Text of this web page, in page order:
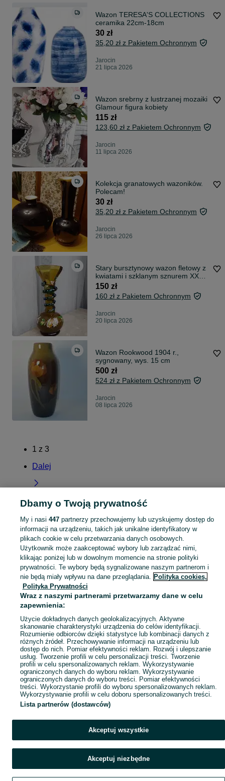
Wazon TERESA'S COLLECTIONS
ceramika 22cm-18cm
30 zł
35,20 zł z Pakietem Ochronnym
Jarocin
21 lipca 2026
Wazon srebrny z lustrzanej mozaiki
Glamour figura kobiety
115 zł
123,60 zł z Pakietem Ochronnym
Jarocin
11 lipca 2026
Kolekcja granatowych wazoników.
Polecam!
30 zł
35,20 zł z Pakietem Ochronnym
Jarocin
26 lipca 2026
Stary bursztynowy wazon fletowy z
kwiatami i szklanym sznurem XX
wiek
150 zł
160 zł z Pakietem Ochronnym
Jarocin
20 lipca 2026
Wazon Rookwood 1904 r.,
sygnowany, wys. 15 cm
500 zł
524 zł z Pakietem Ochronnym
Jarocin
08 lipca 2026
1 z 3
Dalej
Strona główna Antyki i Kolekcje Antyki Stara ceramika Wazony
Wazony -
Wielkopolskie
Wazony - Jarocin
KATEGORIA
Mapa kategorii
Mapa miejscowości
Mapa ministron
Popularne wyszukiwania
Dbamy o Twoją prywatność
My i nasi 447partnerzy przechowujemy lub uzyskujemy dostęp do
informacji na urządzeniu, takich jak unikalne identyfikatory w
plikach cookie w celu przetwarzania danych osobowych.
Użytkownik może zaakceptować wybory lub zarządzać nimi,
klikając poniżej lub w dowolnym momencie na stronie polityki
prywatności. Te wybory będą sygnalizowane naszym partnerom i
nie będą miały wpływu na dane przeglądania. Polityka cookies,
Polityka Prywatności
Wraz z naszymi partnerami przetwarzamy dane w celu
zapewnienia:
Użycie dokładnych danych geolokalizacyjnych. Aktywne
skanowanie charakterystyki urządzenia do celów identyfikacji.
Rozumienie odbiorców dzięki statystyce lub kombinacji danych z
różnych źródeł. Przechowywanie informacji na urządzeniu lub
dostęp do nich. Pomiar efektywności reklam. Rozwój i ulepszanie
usług. Tworzenie profili w celu personalizacji treści. Tworzenie
profili w celu spersonalizowanych reklam. Wykorzystywanie
ograniczonych danych do wyboru reklam. Wykorzystywanie
ograniczonych danych do wyboru treści. Pomiar efektywności
treści. Wykorzystanie profili do wyboru spersonalizowanych reklam.
Wykorzystywanie profili w celu doboru spersonalizowanych treści.
Lista partnerów (dostawców)
Akceptuj wszystkie
Akceptuj niezbędne